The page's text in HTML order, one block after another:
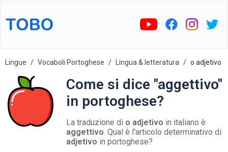
Lingue Vocaboli Portoghese Lingua & letteratura o adjetivo
Come si dice "aggettivo"
in portoghese?
La traduzione di o adjetivo in italiano è
aggettivo. Qual è l'articolo determinativo di
adjetivo in portoghese?